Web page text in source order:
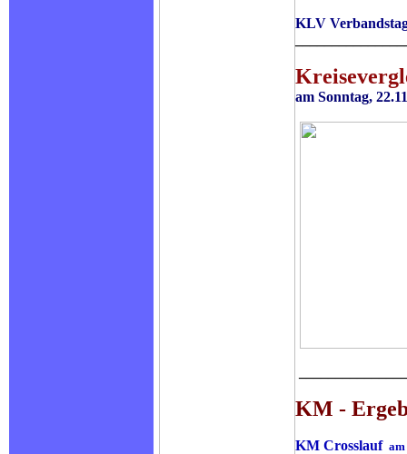
KLV
am Sonntag,
KM -
KM Crosslauf